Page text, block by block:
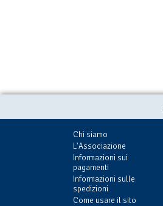
Chi siamo
L'Associazione
Informazioni sui
pagamenti
Informazioni sulle
spedizioni
Come usare il sito